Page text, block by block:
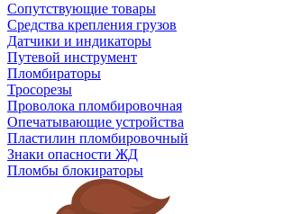
Сопутствующие товары
Средства крепления грузов
Датчики и индикаторы
Путевой инструмент
Пломбираторы
Тросорезы
Проволока пломбировочная
Опечатывающие устройства
Пластилин пломбировочный
Знаки опасности ЖД
Пломбы блокираторы